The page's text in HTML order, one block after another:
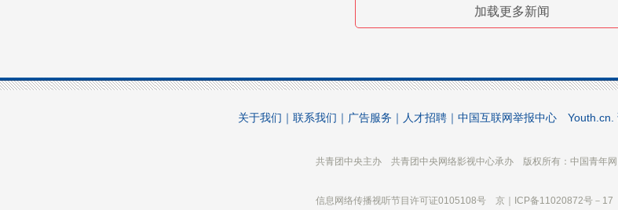
近日,动物保护机构从加拿大多伦多一名女子家中带走100多只猫，目
人民日报：放不下手机，成为人际疏离的一种表现
2019-04-08 16:15:57
木里火场复燃扑救进展：地面投入超千人 采取地空配合
4月8日上午10时，接凉山州森林草原防火指挥部办公室报告，木里县
加载更多新闻
关于我们 ｜ 联系我们 ｜ 广告服务 ｜ 人才招聘｜ 中国互联网举报中心Youth.cn.
共青团中央主办 共青团中央网络影视中心承办 版权所有：中国青年网
信息网络传播视听节目许可证0105108号 京｜ICP备11020872号－